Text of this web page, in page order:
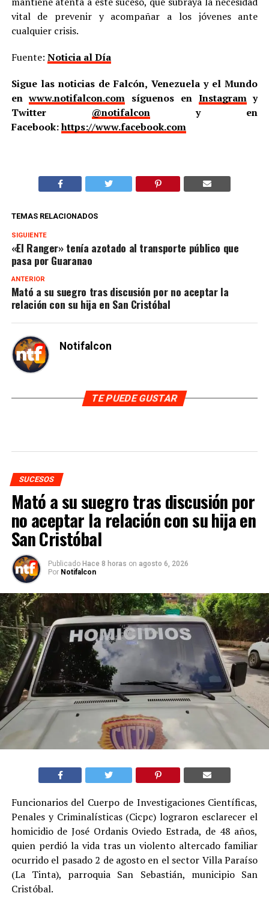
vital de prevenir y acompañar a los jóvenes ante
cualquier crisis.
Fuente: Noticia al Día
Sigue las noticias de Falcón, Venezuela y el Mundo
enwww.notifalcon.com síguenos en Instagramy
Twitter @notifalcony en
Facebook:https://www.facebook.com
TEMAS RELACIONADOS
SIGUIENTE
«El Ranger» tenía azotado al transporte público que
pasa por Guaranao
ANTERIOR
Mató a su suegro tras discusión por no aceptar la
relación con su hija en San Cristóbal
Notifalcon
TE PUEDE GUSTAR
SUCESOS
Mató a su suegro tras discusión por
no aceptar la relación con su hija en
San Cristóbal
Publicado Hace 8 horas on agosto 6, 2026
Por Notifalcon
Funcionarios del Cuerpo de Investigaciones Científicas,
Penales y Criminalísticas (Cicpc) lograron esclarecer el
homicidio de José Ordanis Oviedo Estrada, de 48 años,
quien perdió la vida tras un violento altercado familiar
ocurrido el pasado 2 de agosto en el sector Villa Paraíso
(La Tinta), parroquia San Sebastián, municipio San
Cristóbal.